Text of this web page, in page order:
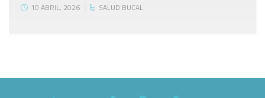
10 ABRIL, 2026 SALUD BUCAL